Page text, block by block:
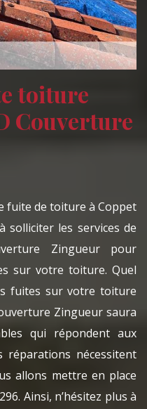
toiture
Couverture
fuite de toiture à Coppet
solliciter les services de
Zingueur pour
sur votre toiture. Quel
fuites sur votre toiture
Zingueur saura
qui répondent aux
nécessitent
allons mettre en place
Ainsi, n’hésitez plus à